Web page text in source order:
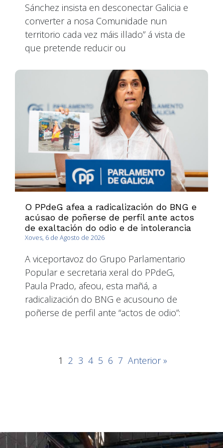
Sánchez insista en desconectar Galicia e
converter a nosa Comunidade nun
territorio cada vez máis illado” á vista de
que pretende reducir ou
O PPdeG afea a radicalización do BNG e
acúsao de poñerse de perfil ante actos
de exaltación do odio e de intolerancia
Xoves, 6 de Agosto de 2026
A viceportavoz do Grupo Parlamentario
Popular e secretaria xeral do PPdeG,
Paula Prado, afeou, esta mañá, a
radicalización do BNG e acusouno de
poñerse de perfil ante “actos de odio”:
1 2 3 4 5 6 7 Anterior »